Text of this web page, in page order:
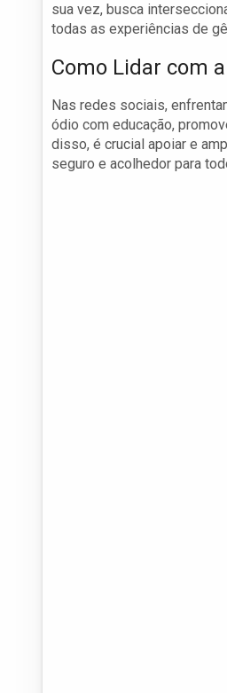
sua vez, busca
todas as experiências de
Como Lidar com
Nas redes sociais,
ódio com educação,
disso, é crucial apoiar e
seguro e acolhedor para